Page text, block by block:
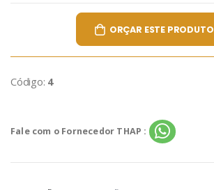
ORÇAR ESTE PRODUTO
Código: 4
Fale com o Fornecedor THAP :